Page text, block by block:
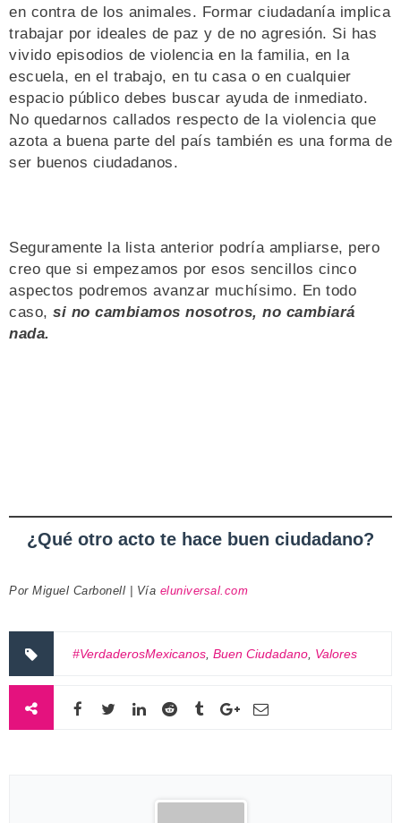
en contra de los animales. Formar ciudadanía implica
trabajar por ideales de paz y de no agresión. Si has
vivido episodios de violencia en la familia, en la
escuela, en el trabajo, en tu casa o en cualquier
espacio público debes buscar ayuda de inmediato.
No quedarnos callados respecto de la violencia que
azota a buena parte del país también es una forma de
ser buenos ciudadanos.
Seguramente la lista anterior podría ampliarse, pero
creo que si empezamos por esos sencillos cinco
aspectos podremos avanzar muchísimo. En todo
caso, si no cambiamos nosotros, no cambiará
nada.
¿Qué otro acto te hace buen ciudadano?
Por Miguel Carbonell | Vía eluniversal.com
#VerdaderosMexicanos Buen Ciudadano Valores